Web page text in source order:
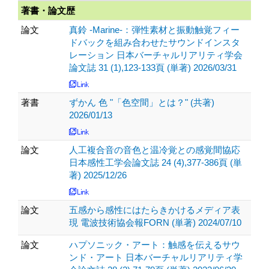
著書・論文歴
論文
真鈴 -Marine-：弾性素材と振動触覚フィー
ドバックを組み合わせたサウンドインスタ
レーション 日本バーチャルリアリティ学会
論文誌 31 (1),123-133頁 (単著) 2026/03/31
著書
ずかん 色 "「色空間」とは？" (共著)
2026/01/13
論文
人工複合音の音色と温冷覚との感覚間協応
日本感性工学会論文誌 24 (4),377-386頁 (単
著) 2025/12/26
論文
五感から感性にはたらきかけるメディア表
現 電波技術協会報FORN (単著) 2024/07/10
論文
ハプソニック・アート：触感を伝えるサウ
ンド・アート 日本バーチャルリアリティ学